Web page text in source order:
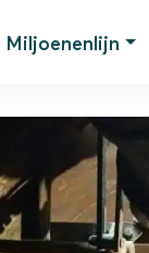
Miljoenenlijn
Bahnhof
Unser Material